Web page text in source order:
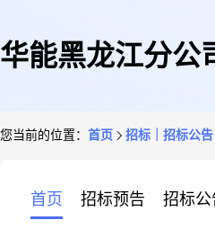
华能黑龙江分公
您当前的位置： 首页 招标｜招标公告
首页 招标预告 招标公